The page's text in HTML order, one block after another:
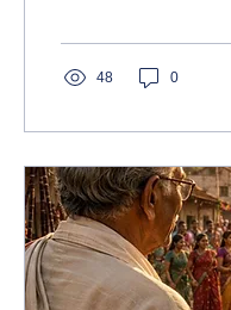
48 0